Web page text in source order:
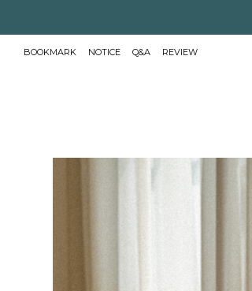
BOOKMARK NOTICE Q&A REVIEW